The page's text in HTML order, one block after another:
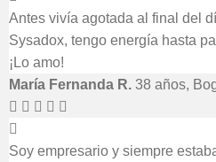
Antes vivía agotada al final del
Sysadox, tengo energía hasta
¡Lo amo!
María Fernanda R. 38 años,
Soy empresario y siempre